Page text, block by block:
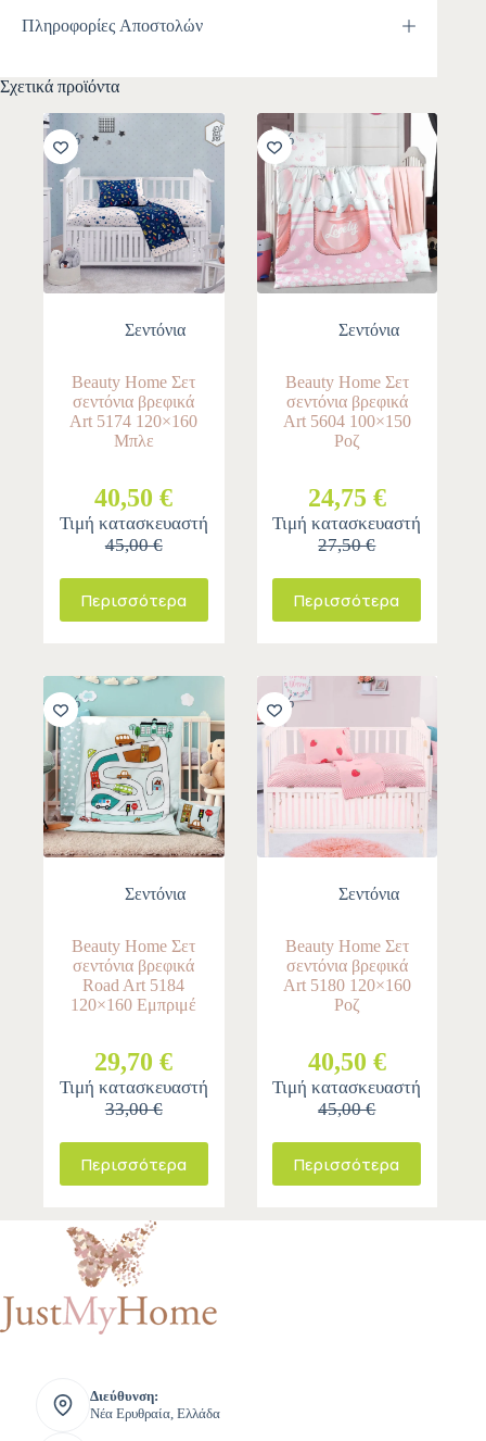
Πληροφορίες Αποστολών
Σχετικά προϊόντα
-10%
Σεντόνια
Beauty Home Σετ
σεντόνια βρεφικά
Art 5174 120×160
Μπλε
40,50 €
Τιμή κατασκευαστή
45,00 €
Περισσότερα
-10%
Σεντόνια
Beauty Home Σετ
σεντόνια βρεφικά
Art 5604 100×150
Ροζ
24,75 €
Τιμή κατασκευαστή
27,50 €
Περισσότερα
-10%
Σεντόνια
Beauty Home Σετ
σεντόνια βρεφικά
Road Art 5184
120×160 Εμπριμέ
29,70 €
Τιμή κατασκευαστή
33,00 €
Περισσότερα
-10%
Σεντόνια
Beauty Home Σετ
σεντόνια βρεφικά
Art 5180 120×160
Ροζ
40,50 €
Τιμή κατασκευαστή
45,00 €
Περισσότερα
Διεύθυνση:
Νέα Ερυθραία, Ελλάδα